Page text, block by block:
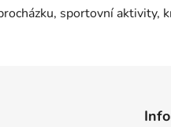
sportovní aktivity,